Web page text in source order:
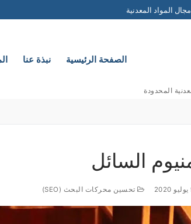
المواد المعدنية
الصفحة الرئيسية نبذة عنا
السائل
تحسين محركات البحث (SEO)